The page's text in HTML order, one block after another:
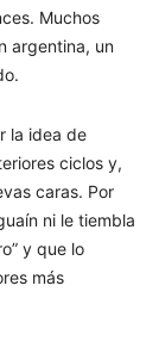
Muchos
argentina, un
la idea de
ciclos y,
caras. Por
ni le tiembla
y que lo
más